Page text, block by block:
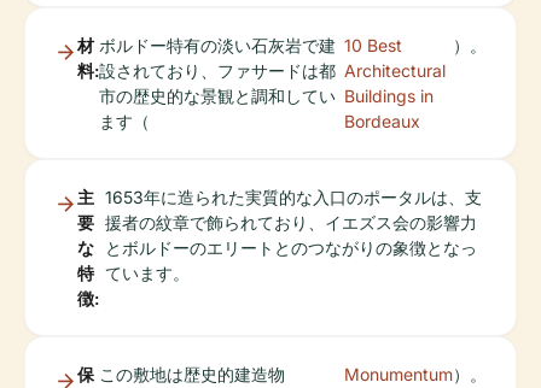
材
料:
ボルドー特有の淡い石灰岩で建
設されており、ファサードは都
市の歴史的な景観と調和してい
ます（
10 Best
Architectural
Buildings in
Bordeaux
）。
主
要
な
特
徴:
1653年に造られた実質的な入口のポータルは、支
援者の紋章で飾られており、イエズス会の影響力
とボルドーのエリートとのつながりの象徴となっ
ています。
保 この敷地は歴史的建造物
Monumentum）。